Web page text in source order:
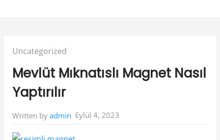
Posted
Uncategorized
Mevlüt Mıknatıslı Magnet Nasıl
Yaptırılır
Written by admin Eylül 4, 2023